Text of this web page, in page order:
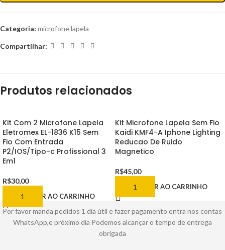
Categoria: microfone lapela
Compartilhar:
Produtos relacionados
Kit Com 2 Microfone Lapela
Eletromex EL-1836 K15 Sem
Fio Com Entrada
P2/IOS/Tipo-c Profissional 3
Em1
R$30,00
ADICIONAR AO CARRINHO
Kit Microfone Lapela Sem Fio
Kaidi KMF4-A Iphone Lighting
Reducao De Ruido
Magnetico
R$45,00
ADICIONAR AO CARRINHO
Por favor manda pedidos 1 dia útil e fazer pagamento entra nos contas
WhatsApp,e próximo dia Podemos alcançar o tempo de entrega
obrigada